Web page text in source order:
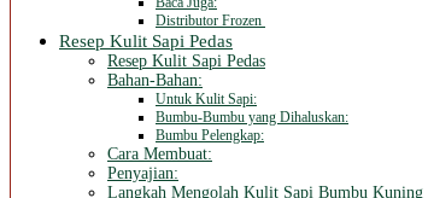
Distributor Frozen
Resep Kulit Sapi Pedas
Resep Kulit Sapi Pedas
Bahan-Bahan:
Untuk Kulit Sapi:
Bumbu-Bumbu yang Dihaluskan:
Bumbu Pelengkap:
Cara Membuat:
Penyajian:
Langkah Mengolah Kulit Sapi Bumbu Kuning